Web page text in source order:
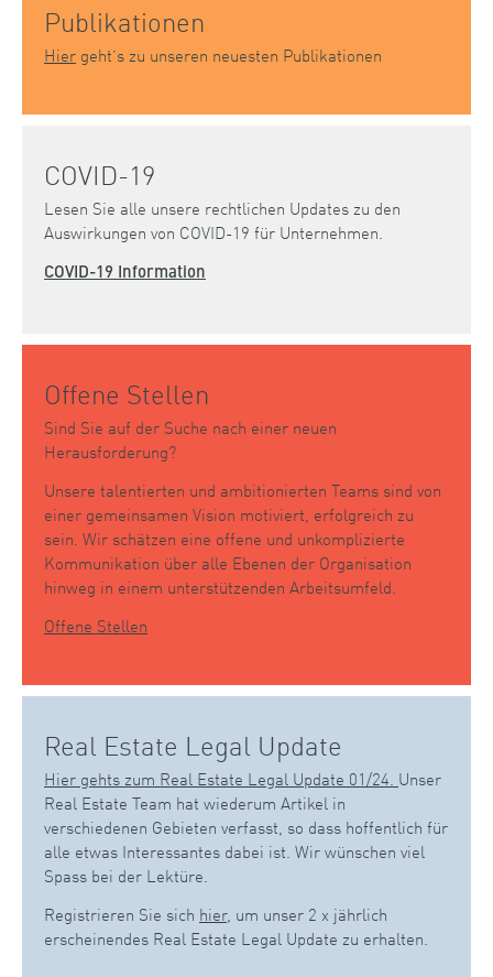
Publikationen
Hier geht’s zu unseren neuesten Publikationen
COVID-19
Lesen Sie alle unsere rechtlichen Updates zu den
Auswirkungen von COVID-19 für Unternehmen.
COVID-19 Information
Offene Stellen
Sind Sie auf der Suche nach einer neuen
Herausforderung?
Unsere talentierten und ambitionierten Teams sind von
einer gemeinsamen Vision motiviert, erfolgreich zu
sein. Wir schätzen eine offene und unkomplizierte
Kommunikation über alle Ebenen der Organisation
hinweg in einem unterstützenden Arbeitsumfeld.
Offene Stellen
Real Estate Legal Update
Hier gehts zum Real Estate Legal Update 01/24. Unser
Real Estate Team hat wiederum Artikel in
verschiedenen Gebieten verfasst, so dass hoffentlich für
alle etwas Interessantes dabei ist. Wir wünschen viel
Spass bei der Lektüre.
Registrieren Sie sich hier, um unser 2 x jährlich
erscheinendes Real Estate Legal Update zu erhalten.